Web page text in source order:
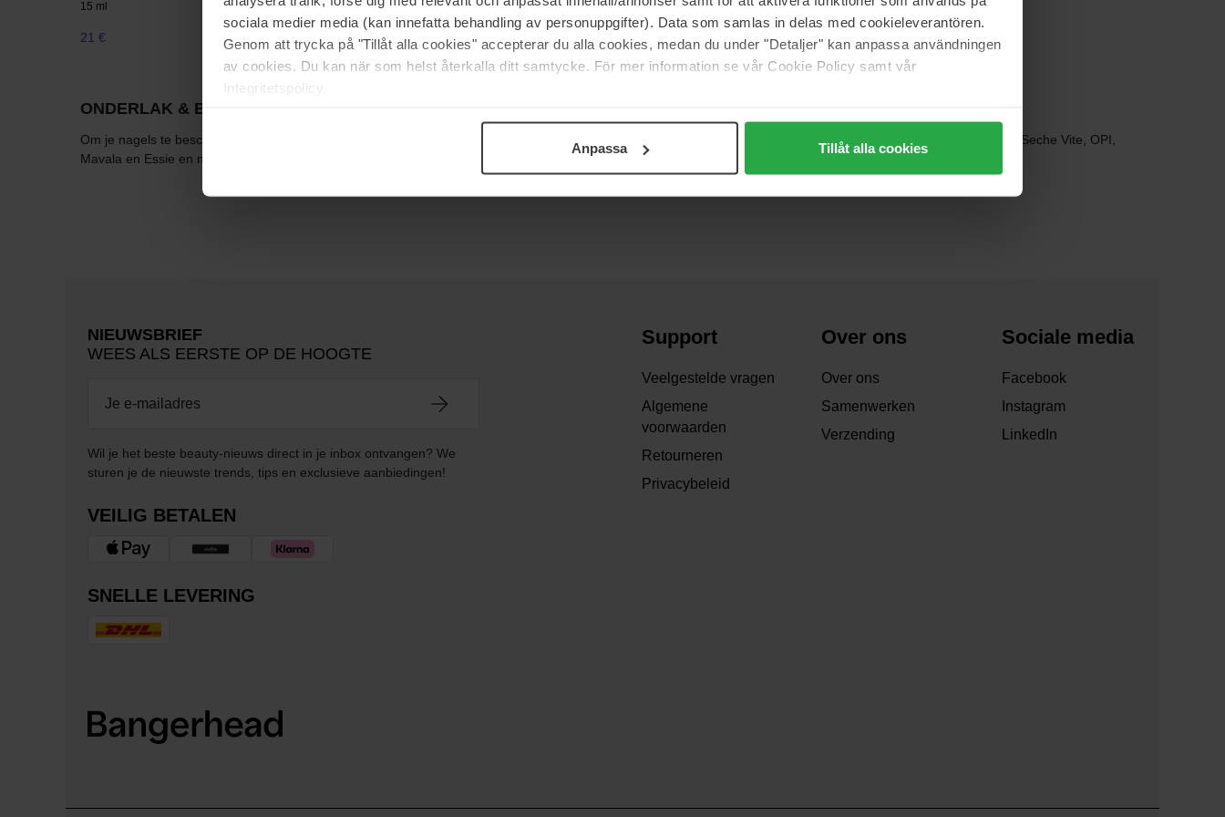
sociala medier media (kan innefatta behandling av personuppgifter). Data som samlas in delas med cookieleverantören.
Genom att trycka på "Tillåt alla cookies" accepterar du alla cookies, medan du under "Detaljer" kan anpassa användningen
av cookies. Du kan när som helst återkalla ditt samtycke. För mer information se vår Cookie Policy samt vår
Integritetspolicy.
Anpassa Tillåt alla cookies
15 ml
21 €
15 ml
16 €
ONDERLAK & BASECOAT
Om je nagels te beschermen tegen verkleuren door vrolijk gekleurde nagellak heb je een base coat nodig. Het liefst een sneldrogende. Hier bij Bangerhead vind je Seche Vite, OPI,
Mavala en Essie en nog veel meer andere merken. En ook de geweldige base coats die een dunne breekbare nagel dikker maken en wat sneller laat groeien.
NIEUWSBRIEF
WEES ALS EERSTE OP DE HOOGTE
Wil je het beste beauty-nieuws direct in je inbox ontvangen? We
sturen je de nieuwste trends, tips en exclusieve aanbiedingen!
VEILIG BETALEN
SNELLE LEVERING
Support
Veelgestelde vragen
Algemene
voorwaarden
Retourneren
Privacybeleid
Over ons
Over ons
Samenwerken
Verzending
Sociale media
Facebook
Instagram
LinkedIn